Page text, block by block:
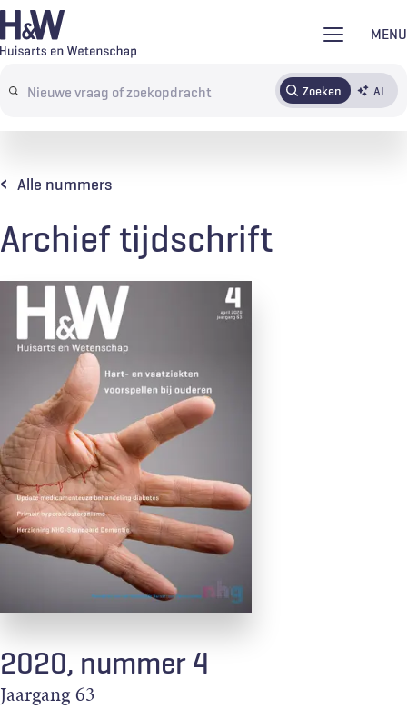
Overslaan
en
de
MENU
Search
terms
Zoeken AI
AbonnerenTijdschrift Inloggen
Alle nummers
Archief tijdschrift
2020, nummer 4
Jaargang63